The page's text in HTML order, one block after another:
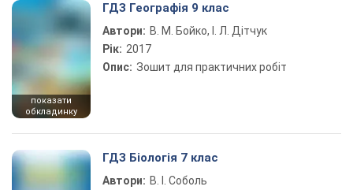
показати
обкладинку
ГДЗ Географія 9 клас
Автори: В. М. Бойко, І. Л. Дітчук
Рік: 2017
Опис: Зошит для практичних робіт
ГДЗ Біологія 7 клас
Автори: В. І. Соболь